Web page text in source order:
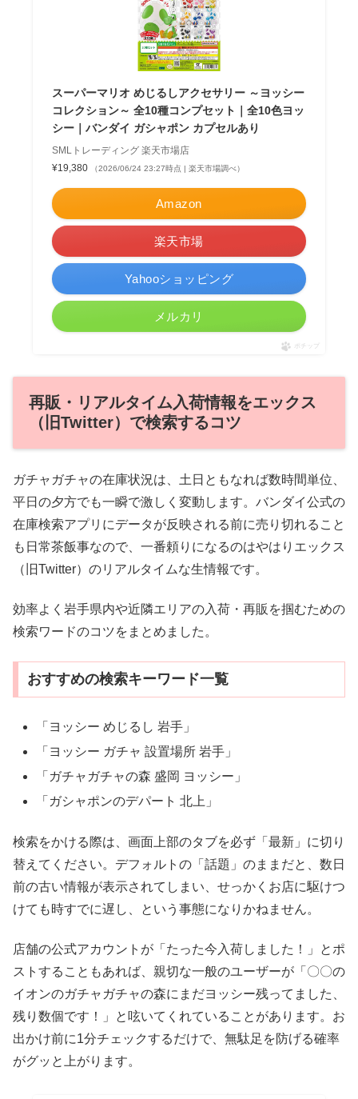
スーパーマリオ めじるしアクセサリー ～ヨッシー
コレクション～ 全10種コンプセット｜全10色ヨッ
シー｜バンダイ ガシャポン カプセルあり
SMLトレーディング 楽天市場店
¥19,380
（2026/06/24 23:27時点 | 楽天市場調べ）
Amazon
楽天市場
Yahooショッピング
メルカリ
ポチップ
再販・リアルタイム入荷情報をエックス
（旧Twitter）で検索するコツ
ガチャガチャの在庫状況は、土日ともなれば数時間単位、
平日の夕方でも一瞬で激しく変動します。バンダイ公式の
在庫検索アプリにデータが反映される前に売り切れること
も日常茶飯事なので、一番頼りになるのはやはりエックス
（旧Twitter）のリアルタイムな生情報です。
効率よく岩手県内や近隣エリアの入荷・再販を掴むための
検索ワードのコツをまとめました。
おすすめの検索キーワード一覧
「ヨッシー めじるし 岩手」
「ヨッシー ガチャ 設置場所 岩手」
「ガチャガチャの森 盛岡 ヨッシー」
「ガシャポンのデパート 北上」
検索をかける際は、画面上部のタブを必ず「最新」に切り
替えてください。デフォルトの「話題」のままだと、数日
前の古い情報が表示されてしまい、せっかくお店に駆けつ
けても時すでに遅し、という事態になりかねません。
店舗の公式アカウントが「たった今入荷しました！」とポ
ストすることもあれば、親切な一般のユーザーが「〇〇の
イオンのガチャガチャの森にまだヨッシー残ってました、
残り数個です！」と呟いてくれていることがあります。お
出かけ前に1分チェックするだけで、無駄足を防げる確率
がグッと上がります。